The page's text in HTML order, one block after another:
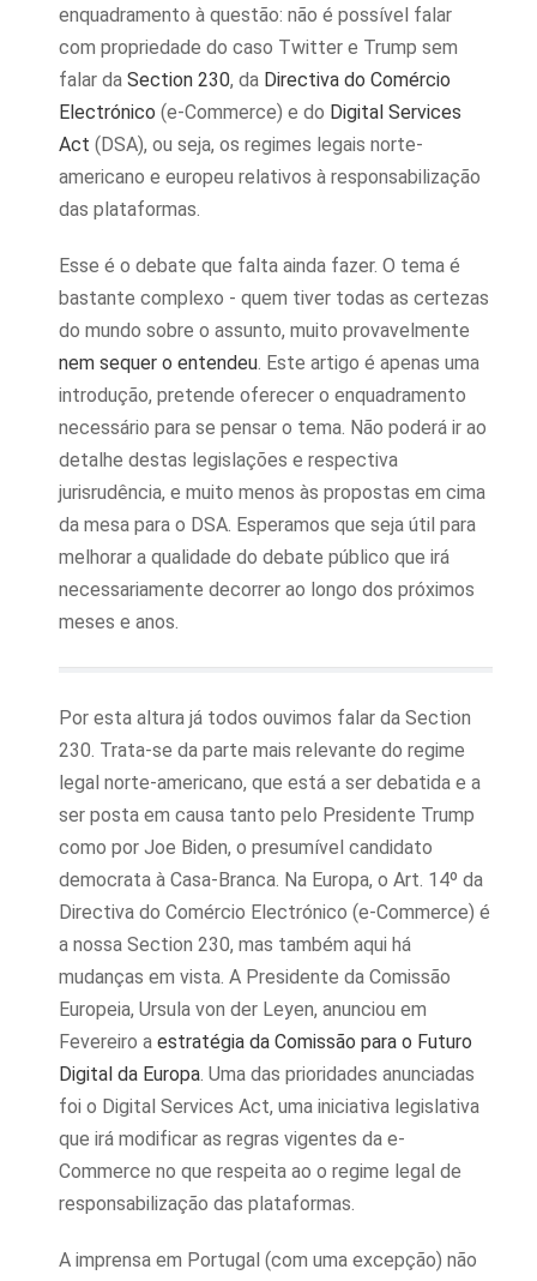
enquadramento à questão: não é possível falar
com propriedade do caso Twitter e Trump sem
falar da Section 230, da Directiva do Comércio
Electrónico (e-Commerce) e do Digital Services
Act (DSA), ou seja, os regimes legais norte-
americano e europeu relativos à responsabilização
das plataformas.
Esse é o debate que falta ainda fazer. O tema é
bastante complexo - quem tiver todas as certezas
do mundo sobre o assunto, muito provavelmente
nem sequer o entendeu. Este artigo é apenas uma
introdução, pretende oferecer o enquadramento
necessário para se pensar o tema. Não poderá ir ao
detalhe destas legislações e respectiva
jurisrudência, e muito menos às propostas em cima
da mesa para o DSA. Esperamos que seja útil para
melhorar a qualidade do debate público que irá
necessariamente decorrer ao longo dos próximos
meses e anos.
Por esta altura já todos ouvimos falar da Section
230. Trata-se da parte mais relevante do regime
legal norte-americano, que está a ser debatida e a
ser posta em causa tanto pelo Presidente Trump
como por Joe Biden, o presumível candidato
democrata à Casa-Branca. Na Europa, o Art. 14º da
Directiva do Comércio Electrónico (e-Commerce) é
a nossa Section 230, mas também aqui há
mudanças em vista. A Presidente da Comissão
Europeia, Ursula von der Leyen, anunciou em
Fevereiro a estratégia da Comissão para o Futuro
Digital da Europa. Uma das prioridades anunciadas
foi o Digital Services Act, uma iniciativa legislativa
que irá modificar as regras vigentes da e-
Commerce no que respeita ao o regime legal de
responsabilização das plataformas.
A imprensa em Portugal (com uma excepção) não